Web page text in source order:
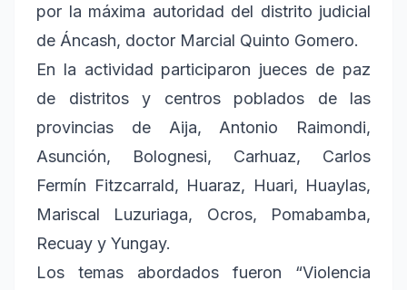
por la máxima autoridad del distrito judicial
de Áncash, doctor Marcial Quinto Gomero.
En la actividad participaron jueces de paz
de distritos y centros poblados de las
provincias de Aija, Antonio Raimondi,
Asunción, Bolognesi, Carhuaz, Carlos
Fermín Fitzcarrald, Huaraz, Huari, Huaylas,
Mariscal Luzuriaga, Ocros, Pomabamba,
Recuay y Yungay.
Los temas abordados fueron “Violencia